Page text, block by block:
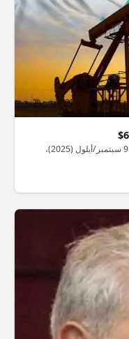
ارتفعت أسعار النفط خلال تعاملات اليوم الثلاثاء 9 سبتمبر/أيلول (2025)،